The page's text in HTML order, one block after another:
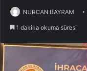
NURCAN BAYRAM
1 dakika okuma süresi